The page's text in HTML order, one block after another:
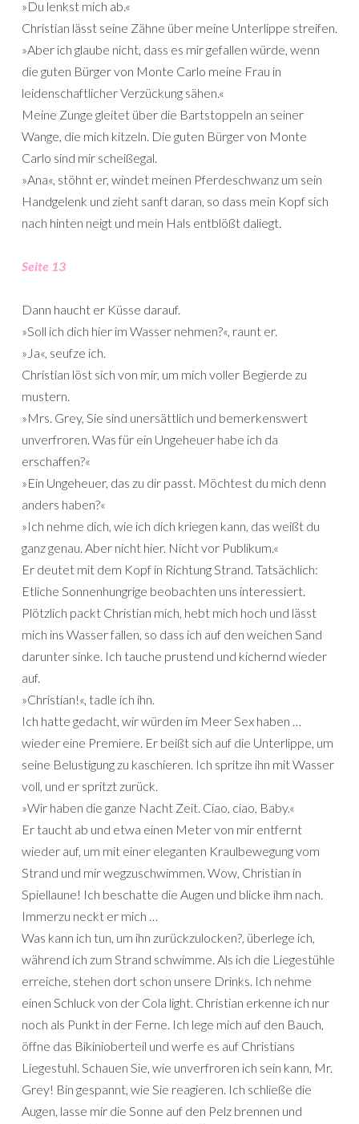
»Du lenkst mich ab.«
Christian lässt seine Zähne über meine Unterlippe streifen.
»Aber ich glaube nicht, dass es mir gefallen würde, wenn
die guten Bürger von Monte Carlo meine Frau in
leidenschaftlicher Verzückung sähen.«
Meine Zunge gleitet über die Bartstoppeln an seiner
Wange, die mich kitzeln. Die guten Bürger von Monte
Carlo sind mir scheißegal.
»Ana«, stöhnt er, windet meinen Pferdeschwanz um sein
Handgelenk und zieht sanft daran, so dass mein Kopf sich
nach hinten neigt und mein Hals entblößt daliegt.
Seite 13
Dann haucht er Küsse darauf.
»Soll ich dich hier im Wasser nehmen?«, raunt er.
»Ja«, seufze ich.
Christian löst sich von mir, um mich voller Begierde zu
mustern.
»Mrs. Grey, Sie sind unersättlich und bemerkenswert
unverfroren. Was für ein Ungeheuer habe ich da
erschaffen?«
»Ein Ungeheuer, das zu dir passt. Möchtest du mich denn
anders haben?«
»Ich nehme dich, wie ich dich kriegen kann, das weißt du
ganz genau. Aber nicht hier. Nicht vor Publikum.«
Er deutet mit dem Kopf in Richtung Strand. Tatsächlich:
Etliche Sonnenhungrige beobachten uns interessiert.
Plötzlich packt Christian mich, hebt mich hoch und lässt
mich ins Wasser fallen, so dass ich auf den weichen Sand
darunter sinke. Ich tauche prustend und kichernd wieder
auf.
»Christian!«, tadle ich ihn.
Ich hatte gedacht, wir würden im Meer Sex haben …
wieder eine Premiere. Er beißt sich auf die Unterlippe, um
seine Belustigung zu kaschieren. Ich spritze ihn mit Wasser
voll, und er spritzt zurück.
»Wir haben die ganze Nacht Zeit. Ciao, ciao, Baby.«
Er taucht ab und etwa einen Meter von mir entfernt
wieder auf, um mit einer eleganten Kraulbewegung vom
Strand und mir wegzuschwimmen. Wow, Christian in
Spiellaune! Ich beschatte die Augen und blicke ihm nach.
Immerzu neckt er mich …
Was kann ich tun, um ihn zurückzulocken?, überlege ich,
während ich zum Strand schwimme. Als ich die Liegestühle
erreiche, stehen dort schon unsere Drinks. Ich nehme
einen Schluck von der Cola light. Christian erkenne ich nur
noch als Punkt in der Ferne. Ich lege mich auf den Bauch,
öffne das Bikinioberteil und werfe es auf Christians
Liegestuhl. Schauen Sie, wie unverfroren ich sein kann, Mr.
Grey! Bin gespannt, wie Sie reagieren. Ich schließe die
Augen, lasse mir die Sonne auf den Pelz brennen und